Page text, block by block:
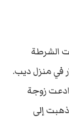
الشرطة
220 ألف دولار في منزل ديب.
ادعت زوجة
إلى